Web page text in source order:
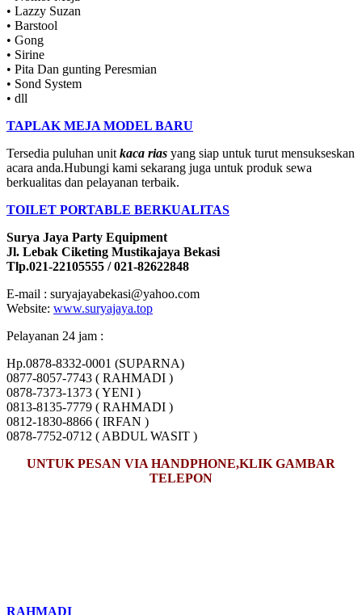
• Lazzy Suzan
• Barstool
• Gong
• Sirine
• Pita Dan gunting Peresmian
• Sond System
• dll
TAPLAK MEJA MODEL BARU
Tersedia puluhan unit kaca rias yang siap untuk turut mensukseskan
acara anda.Hubungi kami sekarang juga untuk produk sewa
berkualitas dan pelayanan terbaik.
TOILET PORTABLE BERKUALITAS
Surya Jaya Party Equipment
Jl. Lebak Ciketing Mustikajaya Bekasi
Tlp.021-22105555 / 021-82622848
E-mail : suryajayabekasi@yahoo.com
Website: www.suryajaya.top
Pelayanan 24 jam :
Hp.0878-8332-0001 (SUPARNA)
0877-8057-7743 ( RAHMADI )
0878-7373-1373 ( YENI )
0813-8135-7779 ( RAHMADI )
0812-1830-8866 ( IRFAN )
0878-7752-0712 ( ABDUL WASIT )
UNTUK PESAN VIA HANDPHONE,KLIK GAMBAR
TELEPON
RAHMADI